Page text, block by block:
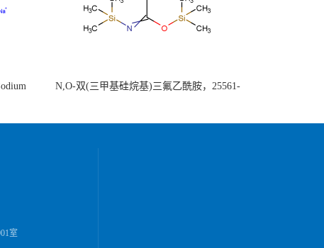
N,O-双(三甲基硅烷基)三氟乙酰胺，25561-
室